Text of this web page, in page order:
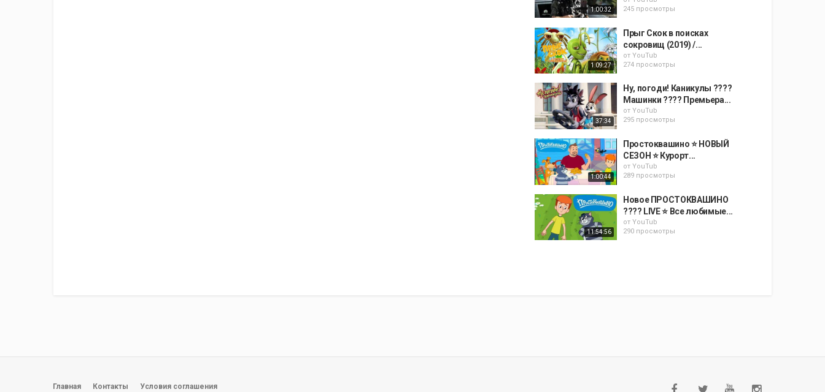
1:00:32
245 просмотры
1:09:27
Прыг Скок в поисках
сокровищ (2019) /...
от YouTub
274 просмотры
37:34
Ну, погоди! Каникулы ????
Машинки ???? Премьера...
от YouTub
295 просмотры
1:00:44
Простоквашино ⭐ НОВЫЙ
СЕЗОН ⭐ Курорт...
от YouTub
289 просмотры
11:54:56
Новое ПРОСТОКВАШИНО
???? LIVE ⭐ Все любимые...
от YouTub
290 просмотры
Главная Контакты Условия соглашения